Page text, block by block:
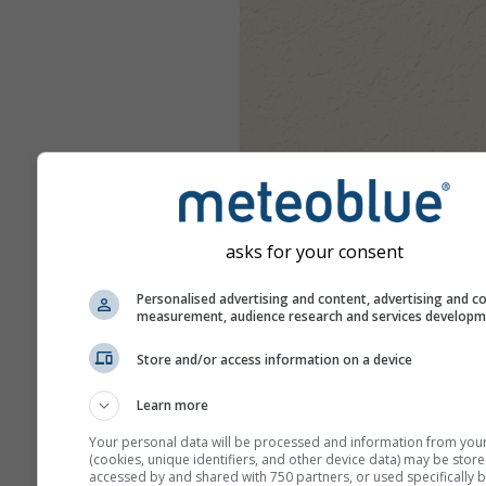
asks for your consent
Personalised advertising and content, advertising and
measurement, audience research and services
Store and/or access information on a device
Learn more
Your personal data will be processed and information from
(cookies, unique identifiers, and other device data) may be
accessed by and shared with 750 partners, or used specifically